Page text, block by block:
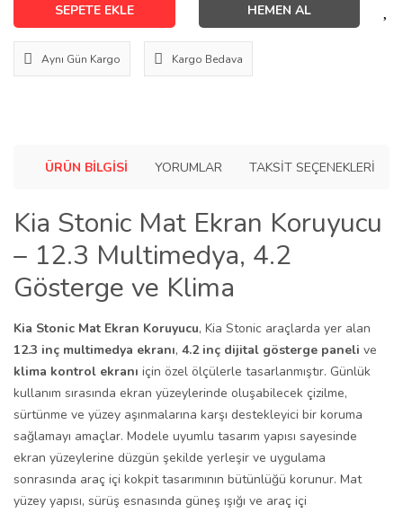
SEPETE EKLE HEMEN AL
Aynı Gün Kargo Kargo Bedava
ÜRÜN BILGISI YORUMLAR TAKSIT SEÇENEKLERI
Kia Stonic Mat Ekran Koruyucu
– 12.3 Multimedya, 4.2
Gösterge ve Klima
Kia Stonic Mat Ekran Koruyucu, Kia Stonic araçlarda yer alan
12.3 inç multimedya ekranı, 4.2 inç dijital gösterge paneli ve
klima kontrol ekranı için özel ölçülerle tasarlanmıştır. Günlük
kullanım sırasında ekran yüzeylerinde oluşabilecek çizilme,
sürtünme ve yüzey aşınmalarına karşı destekleyici bir koruma
sağlamayı amaçlar. Modele uyumlu tasarım yapısı sayesinde
ekran yüzeylerine düzgün şekilde yerleşir ve uygulama
sonrasında araç içi kokpit tasarımının bütünlüğü korunur. Mat
yüzey yapısı, sürüş esnasında güneş ışığı ve araç içi